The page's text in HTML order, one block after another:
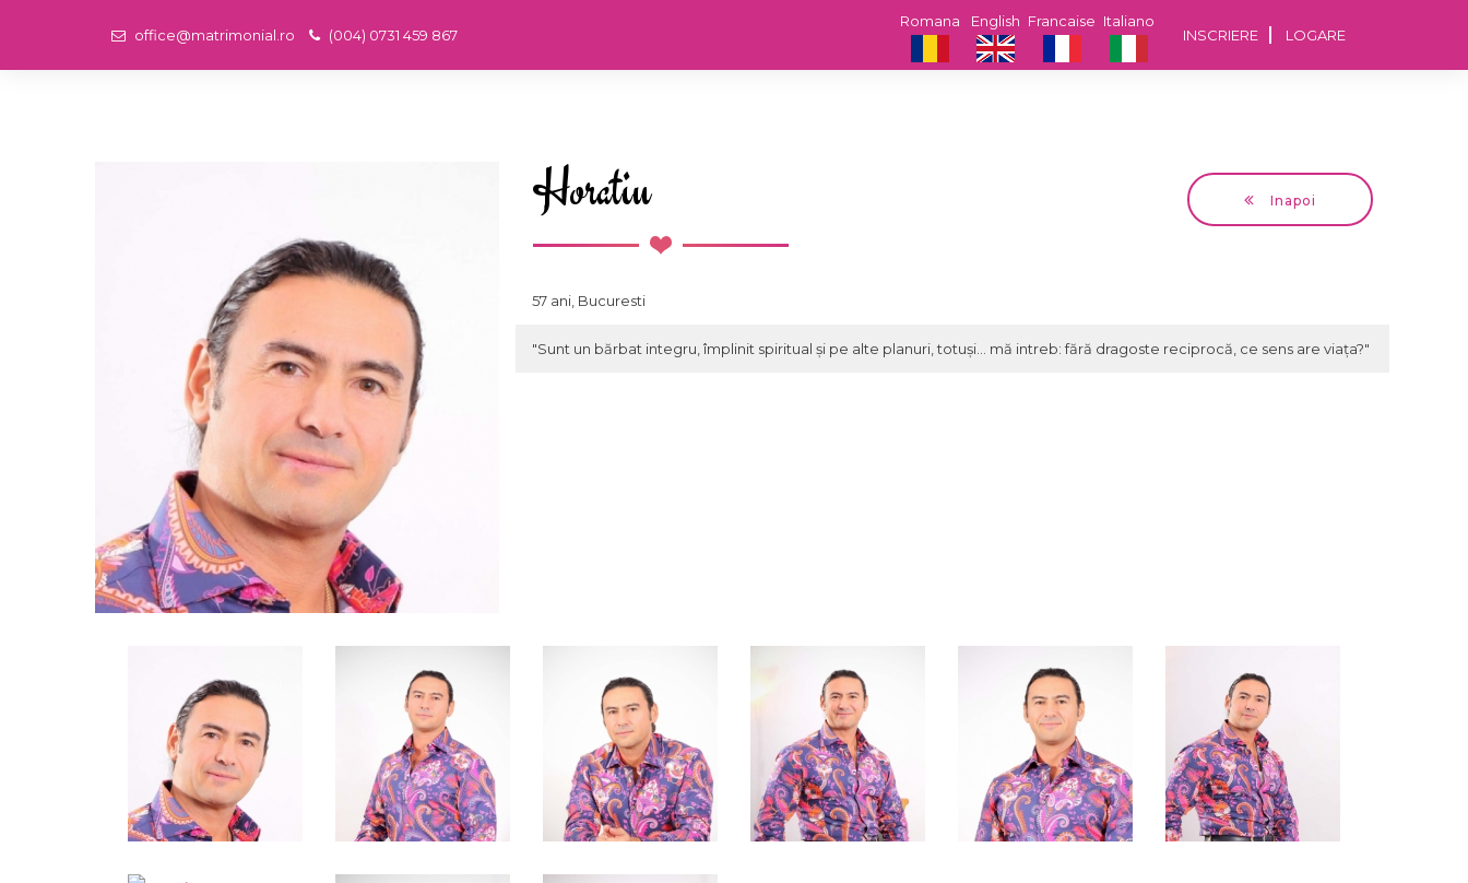
office@matrimonial.ro (004) 0731 459 867 INSCRIERE LOGARE
Italiano
Francaise
English
Romana
Horatiu Inapoi
57 ani, Bucuresti
"Sunt un bărbat integru, împlinit spiritual și pe alte planuri, totuși... mă intreb: fără dragoste reciprocă, ce sens are viața?"